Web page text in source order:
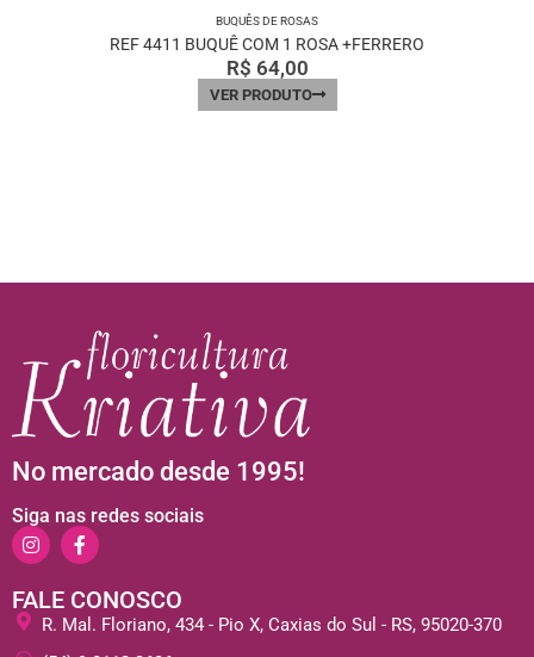
BUQUÊS DE ROSAS
REF 4411 BUQUÊ COM 1 ROSA +FERRERO
R$ 64,00
VER PRODUTO
No mercado desde 1995!
Siga nas redes sociais
FALE CONOSCO
R. Mal. Floriano, 434 - Pio X, Caxias do Sul - RS, 95020-370